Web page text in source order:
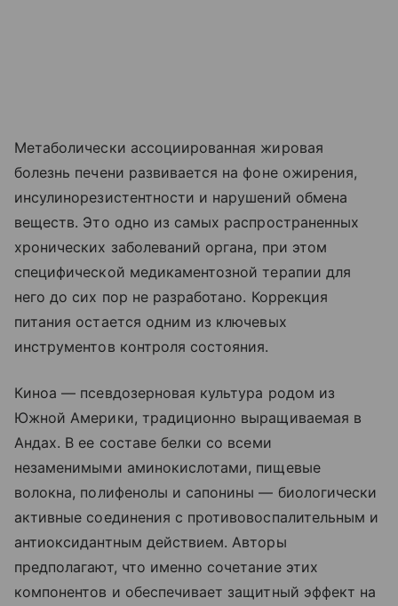
Метаболически ассоциированная жировая
болезнь печени развивается на фоне ожирения,
инсулинорезистентности и нарушений обмена
веществ. Это одно из самых распространенных
хронических заболеваний органа, при этом
специфической медикаментозной терапии для
него до сих пор не разработано. Коррекция
питания остается одним из ключевых
инструментов контроля состояния.
Киноа — псевдозерновая культура родом из
Южной Америки, традиционно выращиваемая в
Андах. В ее составе белки со всеми
незаменимыми аминокислотами, пищевые
волокна, полифенолы и сапонины — биологически
активные соединения с противовоспалительным и
антиоксидантным действием. Авторы
предполагают, что именно сочетание этих
компонентов и обеспечивает защитный эффект на